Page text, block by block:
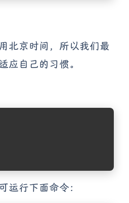
北京时间，所以我们最
应自己的习惯。
运行下面命令：